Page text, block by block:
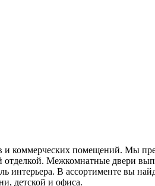
коммерческих помещений. Мы
Межкомнатные двери
интерьера. В ассортименте вы
детской и офиса.